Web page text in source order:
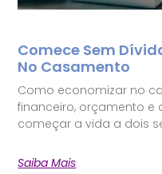
Comece Sem
No Casamento
Como economizar no
financeiro, orçamento e
começar a vida a dois
Saiba Mais